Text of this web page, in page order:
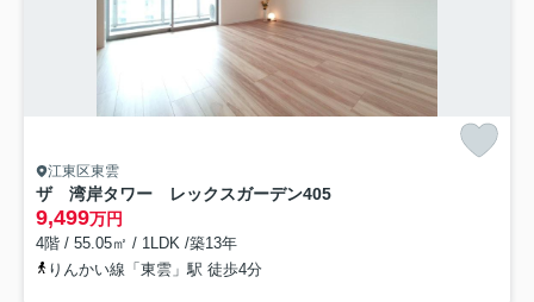
江東区東雲
ザ 湾岸タワー レックスガーデン405
9,499万円
4階 / 55.05㎡ / 1LDK /築13年
りんかい線「東雲」駅 徒歩4分